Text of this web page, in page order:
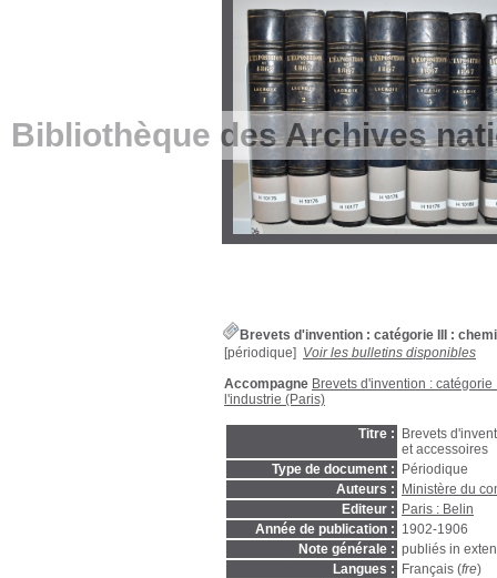
Bibliothèque des Archives
Brevets d'invention : catégorie III :
[périodique] Voir les bulletins disponibles
Accompagne Brevets d'invention :
l'industrie (Paris)
Titre :
Brevets
et accessoires
Type de document :
Périodique
Auteurs :
Ministère du
Editeur :
Paris : Belin
Année de publication : 1902-1906
Note générale : publiés in
Langues :
Français (fre)